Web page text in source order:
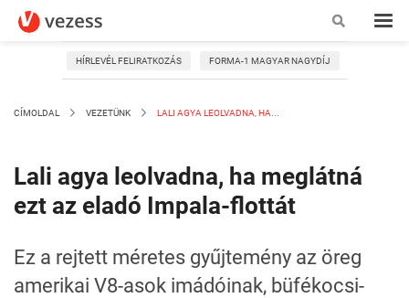
HÍRLEVÉL FELIRATKOZÁS FORMA-1 MAGYAR NAGYDÍJ
CÍMOLDAL VEZETÜNK LALI AGYA LEOLVADNA, HA...
Lali agya leolvadna, ha meglátná
ezt az eladó Impala-flottát
Ez a rejtett méretes gyűjtemény az öreg
amerikai V8-asok imádóinak, büfékocsi-